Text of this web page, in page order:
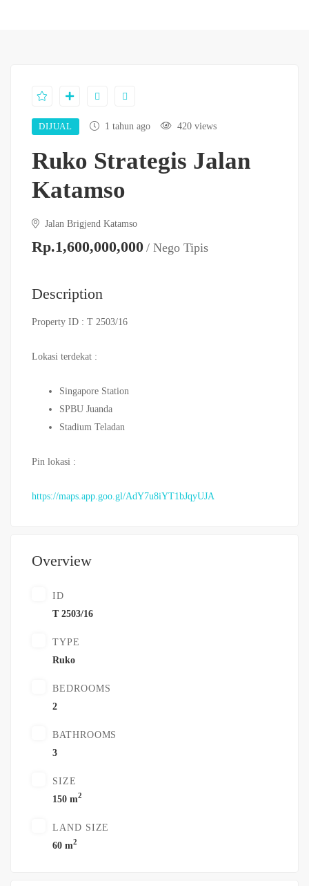
DIJUAL 1 tahun ago 420 views
Ruko Strategis Jalan
Katamso
Jalan Brigjend Katamso
Rp.1,600,000,000 / Nego Tipis
Description
Property ID : T 2503/16
Lokasi terdekat :
Singapore Station
SPBU Juanda
Stadium Teladan
Pin lokasi :
https://maps.app.goo.gl/AdY7u8iYT1bJqyUJA
Overview
ID
T 2503/16
TYPE
Ruko
BEDROOMS
2
BATHROOMS
3
SIZE
150 m2
LAND SIZE
60 m2